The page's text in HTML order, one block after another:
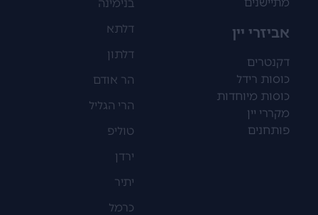
אביזרי יין
דקנטרים
כוסות רידל
כוסות מיוחדות
מקררי יין
פותחנים
בנימינה
דלתא
דלתון
הר אודם
הרי הגליל
טוליפ
ירדן
יתיר
כרמל